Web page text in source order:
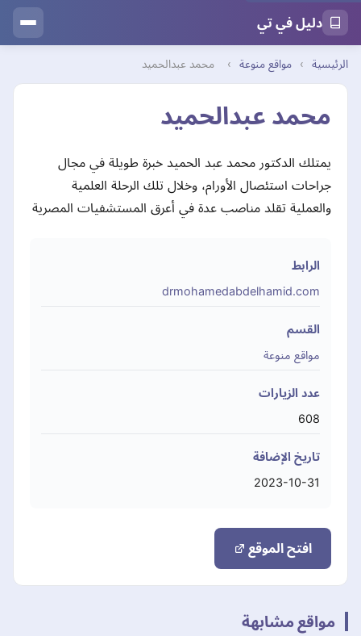
دليل في تي
الرئيسية › مواقع منوعة › محمد عبدالحميد
محمد عبدالحميد
يمتلك الدكتور محمد عبد الحميد خبرة طويلة في مجال
جراحات استئصال الأورام، وخلال تلك الرحلة العلمية
والعملية تقلد مناصب عدة في أعرق المستشفيات المصرية
الرابط
drmohamedabdelhamid.com
القسم
مواقع منوعة
عدد الزيارات
608
تاريخ الإضافة
2023-10-31
افتح الموقع
مواقع مشابهة